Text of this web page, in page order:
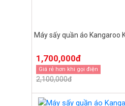
Máy sấy quần áo Kangaroo
1,700,000đ
Giá rẻ hơn khi gọi điện
2,100,000đ